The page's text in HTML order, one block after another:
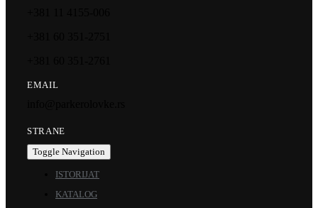
EMAIL
STRANE
Toggle Navigation
ISTORIJAT
KATALOG